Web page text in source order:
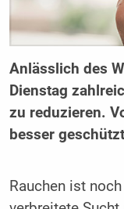
Anlässlich des
Dienstag
zu reduzieren.
besser
Rauchen ist